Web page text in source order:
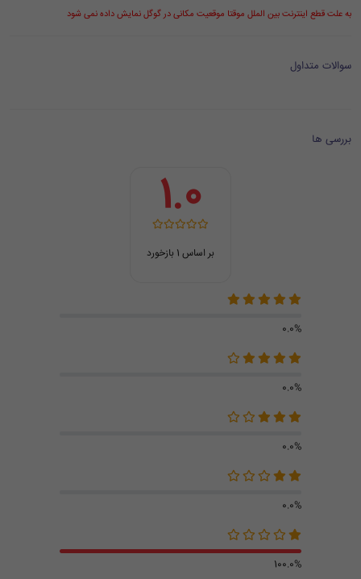
به علت قطع اینترنت بین الملل موقتا موقعیت مکانی در گوگل نمایش داده نمی شود
سوالات متداول
بررسی ها
1.0
بر اساس 1 بازخورد
0.0%
0.0%
0.0%
0.0%
100.0%